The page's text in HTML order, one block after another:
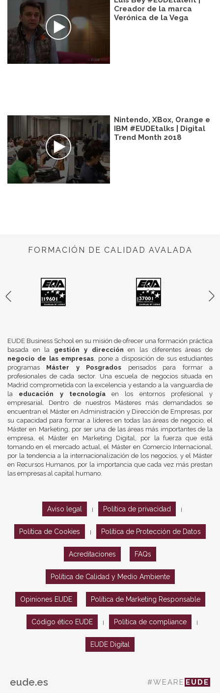
Creador de la marca
Verónica de la Vega
Nintendo, XBox, Orange e
IBM #EUDEtalks | Digital
Trend Month 2018
FORMACIÓN DE CALIDAD AVALADA
EUDE Business School en su misión de ofrecer una formación práctica
basada en la gestión y dirección en las diferentes áreas de
negocio de las empresas , pone a disposición de sus estudiantes
programas Máster y Posgrados pensados para formar a
profesionales de cada sector. Una escuela de negocios situada en
Madrid comprometida con la excelencia y estando a la vanguardia de
la educación y tecnologíaen los entornos profesional y
empresarial. Dentro de nuestros Másteres más demandados se
encuentran el Máster en Administración y Dirección de Empresas, por
su capacidad para formar a líderes en todas las áreas de negocio, el
Máster en Marketing, por ser una de las áreas más importantes de la
empresa, el Máster en Marketing Digital, por la fuerza que está
tomando en el mercado actual, el Máster en Comercio Internacional,
por la tendencia a la internacionalización de los negocios, y el Máster
en Recursos Humanos, por la importancia que cada vez más prestan
las empresas al capital humano.
Aviso legal Política de privacidad
Política de Cookies Política de Protección de Datos
Acreditaciones FAQs
Política de Calidad y Medio Ambiente
Opiniones EUDE Política de Marketing Responsable
Código ético EUDE Política de compliance
EUDE Digital
eude.es #WEARE EUDE